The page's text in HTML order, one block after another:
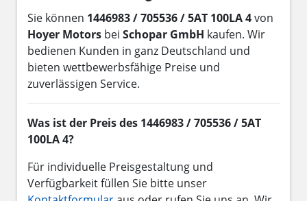
Sie können 1446983 / 705536 / 5AT 100LA 4von
Hoyer Motors bei Schopar GmbH kaufen. Wir
bedienen Kunden in ganz Deutschland und
bieten wettbewerbsfähige Preise und
zuverlässigen Service.
Was ist der Preis des 1446983 / 705536 / 5AT
100LA 4?
Für individuelle Preisgestaltung und
Verfügbarkeit füllen Sie bitte unser